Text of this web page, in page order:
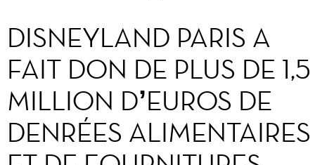
DISNEYLAND PARIS A
FAIT DON DE PLUS DE 1,5
MILLION D’EUROS DE
DENRÉES ALIMENTAIRES